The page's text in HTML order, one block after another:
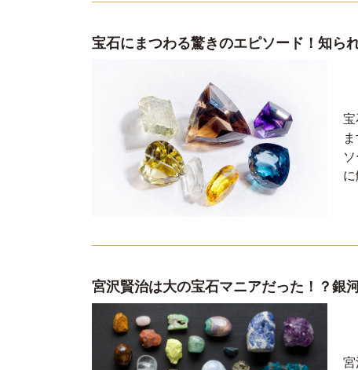
宝石にまつわる驚きのエピソード！知ら
宝
宮沢賢治は大の宝石マニアだった！？銀
宮